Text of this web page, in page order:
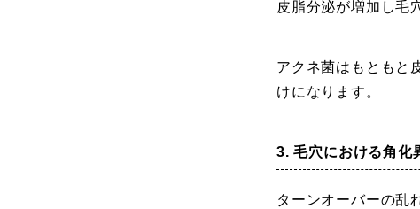
皮脂分泌が増加し毛
アクネ菌はもともと
けになります。
3. 毛穴における角化
ターンオーバーの乱